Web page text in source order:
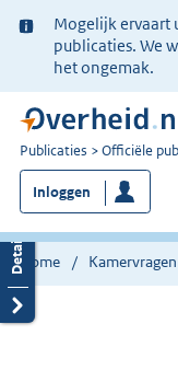
Ter
informatie:
Mogelijk ervaart
publicaties. We
het ongemak.
U
bent
nu
hier:
Publicaties Officiële
Inloggen
Home